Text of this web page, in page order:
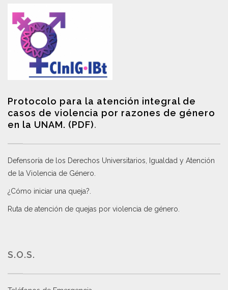
Protocolo para la atención integral de
casos de violencia por razones de género
en la UNAM. (PDF).
Defensoría de los Derechos Universitarios, Igualdad y Atención
de la Violencia de Género
¿Cómo iniciar una queja?
Ruta de atención de quejas por violencia de género
S.O.S.